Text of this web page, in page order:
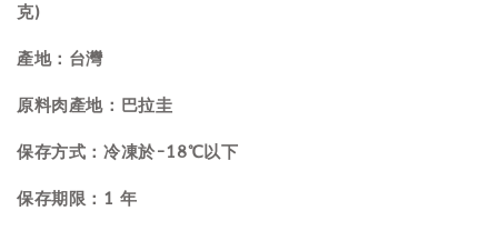
克)
產地：台灣
原料肉產地：巴拉圭
保存方式：冷凍於-18℃以下
保存期限：1 年